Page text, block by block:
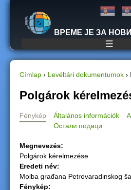
Jump to
ВРЕМЕ ЈЕ ЗА
☰
J
e
e
n
Címlap › Levéltári dokumentumok ›
Polgárok
Fénykép Általános információk
Остали подаци
Megnevezés:
Polgárok kérelmezése
Eredeti név:
Molba građana Petrovaradinskog
Fénykép: